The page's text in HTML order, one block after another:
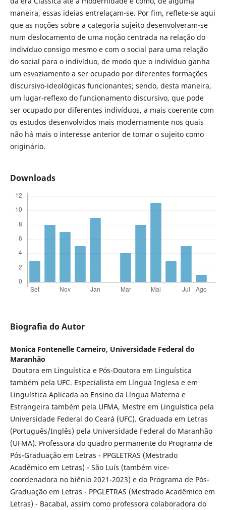
maneira, essas ideias entrelaçam-se. Por fim, reflete-se aqui
que as noções sobre a categoria sujeito desenvolveram-se
num deslocamento de uma noção centrada na relação do
indivíduo consigo mesmo e com o social para uma relação
do social para o indivíduo, de modo que o indivíduo ganha
um esvaziamento a ser ocupado por diferentes formações
discursivo-ideológicas funcionantes; sendo, desta maneira,
um lugar-reflexo do funcionamento discursivo, que pode
ser ocupado por diferentes indivíduos, a mais coerente com
os estudos desenvolvidos mais modernamente nos quais
não há mais o interesse anterior de tomar o sujeito como
originário.
Downloads
Biografia do Autor
Monica Fontenelle Carneiro, Universidade Federal do
Maranhão
Doutora em Linguística e Pós-Doutora em Linguística
também pela UFC. Especialista em Língua Inglesa e em
Linguística Aplicada ao Ensino da Língua Materna e
Estrangeira também pela UFMA, Mestre em Linguística pela
Universidade Federal do Ceará (UFC). Graduada em Letras
(Português/Inglês) pela Universidade Federal do Maranhão
(UFMA). Professora do quadro permanente do Programa de
Pós-Graduação em Letras - PPGLETRAS (Mestrado
Acadêmico em Letras) - São Luís (também vice-
coordenadora no biênio 2021-2023) e do Programa de Pós-
Graduação em Letras - PPGLETRAS (Mestrado Acadêmico em
Letras) - Bacabal, assim como professora colaboradora do